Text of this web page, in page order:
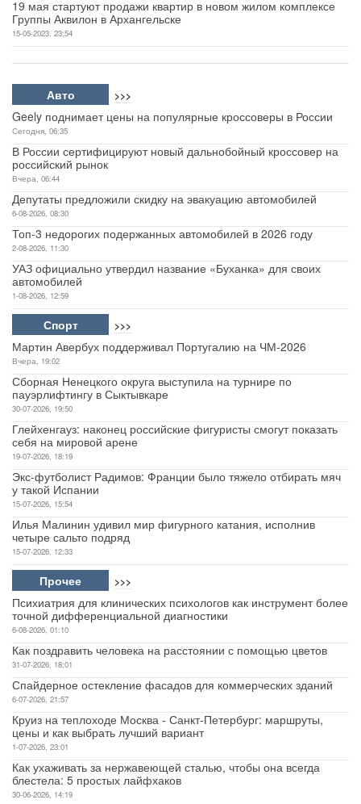
19 мая стартуют продажи квартир в новом жилом комплексе
Группы Аквилон в Архангельске
15-05-2023, 23:54
Авто >>>
Geely поднимает цены на популярные кроссоверы в России
Сегодня, 06:35
В России сертифицируют новый дальнобойный кроссовер на
российский рынок
Вчера, 06:44
Депутаты предложили скидку на эвакуацию автомобилей
6-08-2026, 08:30
Топ-3 недорогих подержанных автомобилей в 2026 году
2-08-2026, 11:30
УАЗ официально утвердил название «Буханка» для своих
автомобилей
1-08-2026, 12:59
Спорт >>>
Мартин Авербух поддерживал Португалию на ЧМ-2026
Вчера, 19:02
Сборная Ненецкого округа выступила на турнире по
пауэрлифтингу в Сыктывкаре
30-07-2026, 19:50
Глейхенгауз: наконец российские фигуристы смогут показать
себя на мировой арене
19-07-2026, 18:19
Экс-футболист Радимов: Франции было тяжело отбирать мяч
у такой Испании
15-07-2026, 15:54
Илья Малинин удивил мир фигурного катания, исполнив
четыре сальто подряд
15-07-2026, 12:33
Прочее >>>
Психиатрия для клинических психологов как инструмент более
точной дифференциальной диагностики
6-08-2026, 01:10
Как поздравить человека на расстоянии с помощью цветов
31-07-2026, 18:01
Спайдерное остекление фасадов для коммерческих зданий
6-07-2026, 21:57
Круиз на теплоходе Москва - Санкт-Петербург: маршруты,
цены и как выбрать лучший вариант
1-07-2026, 23:01
Как ухаживать за нержавеющей сталью, чтобы она всегда
блестела: 5 простых лайфхаков
30-06-2026, 14:19